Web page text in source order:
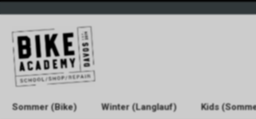
Sommer (Bike) Winter (Langlauf) Kids